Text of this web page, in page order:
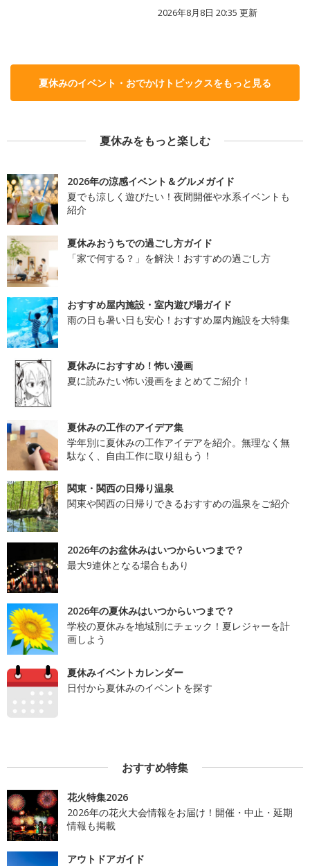
2026年8月8日 20:35 更新
夏休みのイベント・おでかけトピックスをもっと見る
夏休みをもっと楽しむ
2026年の涼感イベント＆グルメガイド
夏でも涼しく遊びたい！夜間開催や水系イベントも
紹介
夏休みおうちでの過ごし方ガイド
「家で何する？」を解決！おすすめの過ごし方
おすすめ屋内施設・室内遊び場ガイド
雨の日も暑い日も安心！おすすめ屋内施設を大特集
夏休みにおすすめ！怖い漫画
夏に読みたい怖い漫画をまとめてご紹介！
夏休みの工作のアイデア集
学年別に夏休みの工作アイデアを紹介。無理なく無
駄なく、自由工作に取り組もう！
関東・関西の日帰り温泉
関東や関西の日帰りできるおすすめの温泉をご紹介
2026年のお盆休みはいつからいつまで？
最大9連休となる場合もあり
2026年の夏休みはいつからいつまで？
学校の夏休みを地域別にチェック！夏レジャーを計
画しよう
夏休みイベントカレンダー
日付から夏休みのイベントを探す
おすすめ特集
花火特集2026
2026年の花火大会情報をお届け！開催・中止・延期
情報も掲載
アウトドアガイド